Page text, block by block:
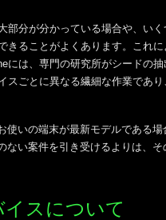
部分が分かっている場合や、い
ることがよくあります。これ
には、専門の研究所がシードの
スごとに異なる繊細な作業であ
使いの端末が最新モデルである
い案件を引き受けるよりは、そ
スについて